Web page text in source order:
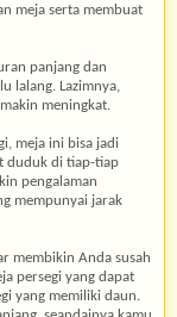
meja serta membuat
panjang dan
lalang. Lazimnya,
meningkat.
meja ini bisa jadi
duduk di tiap-tiap
pengalaman
mempunyai jarak
membikin Anda susah
persegi yang dapat
yang memiliki daun.